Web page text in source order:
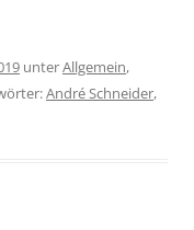
unterAllgemein,
André Schneider,